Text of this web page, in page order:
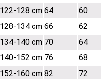
122-128 cm 64 60
128-134 cm 66 62
134-140 cm 70 64
140-152 cm 76 68
152-160 cm 82 72